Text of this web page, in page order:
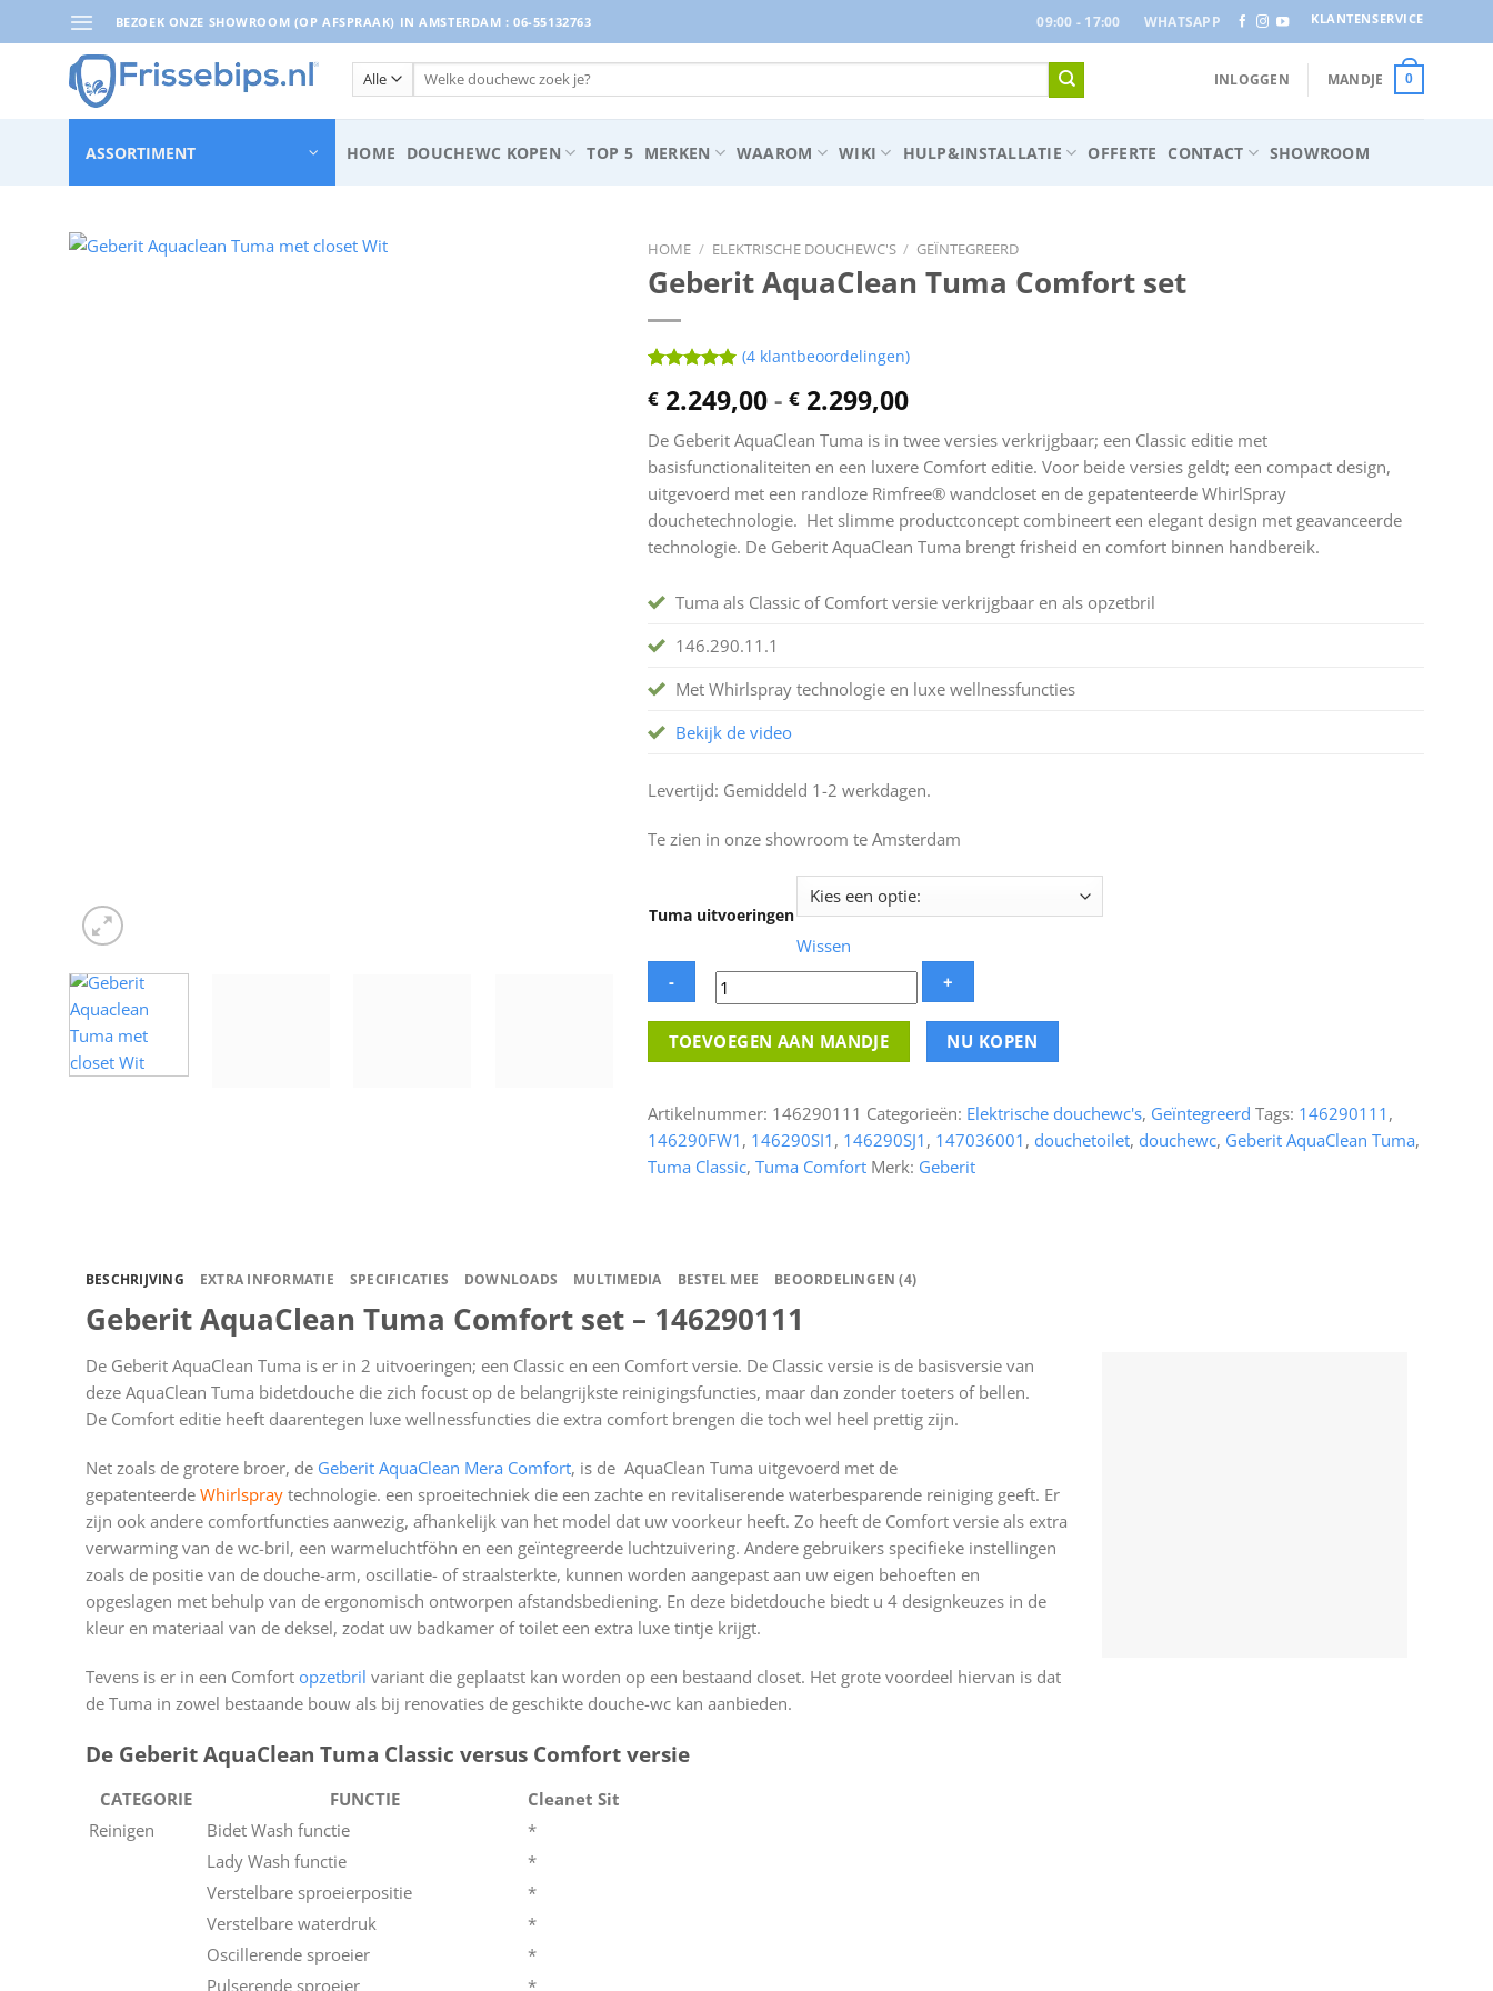
naar
BEZOEK ONZE SHOWROOM (OP AFSPRAAK) IN AMSTERDAM : 06-55132763 09:00 - 17:00 WHATSAPP KLANTENSERVICE
Zoeken
INLOGGEN MANDJE 0
ASSORTIMENT HOME DOUCHEWC KOPEN TOP 5 MERKEN WAAROM WIKI HULP&INSTALLATIE OFFERTE CONTACT SHOWROOM
HOME / ELEKTRISCHE DOUCHEWC'S / GEÏNTEGREERD
Geberit AquaClean Tuma Comfort set
5op 5
op
klantbeoordelingen
(4klantbeoordelingen)
€2.249,00- €2.299,00Prijsklasse:
€ 2.249,00
tot
€ 2.299,00
De Geberit AquaClean Tuma is in twee versies verkrijgbaar; een Classic editie met
basisfunctionaliteiten en een luxere Comfort editie. Voor beide versies geldt; een compact design,
uitgevoerd met een randloze Rimfree® wandcloset en de gepatenteerde WhirlSpray
douchetechnologie. Het slimme productconcept combineert een elegant design met geavanceerde
technologie. De Geberit AquaClean Tuma brengt frisheid en comfort binnen handbereik.
Tuma als Classic of Comfort versie verkrijgbaar en als opzetbril
146.290.11.1
Met Whirlspray technologie en luxe wellnessfuncties
Bekijk de video
Levertijd: Gemiddeld 1-2 werkdagen.
Te zien in onze showroom te Amsterdam
Tuma uitvoeringen
Wissen
Geberit
AquaClean
set
aantal
TOEVOEGEN AAN MANDJE NU KOPEN
Artikelnummer: 146290111 Categorieën: Elektrische douchewc's, Geïntegreerd Tags: 146290111 ,
146290FW1 , 146290SI1 , 146290SJ1 , 147036001 , douchetoilet, douchewc, Geberit AquaClean Tuma,
Tuma Classic, Tuma Comfort Merk: Geberit
BESCHRIJVING EXTRA INFORMATIE SPECIFICATIES DOWNLOADS MULTIMEDIA BESTEL MEE BEOORDELINGEN (4)
Geberit AquaClean Tuma Comfort set – 146290111
De Geberit AquaClean Tuma is er in 2 uitvoeringen; een Classic en een Comfort versie. De Classic versie is de basisversie van
deze AquaClean Tuma bidetdouche die zich focust op de belangrijkste reinigingsfuncties, maar dan zonder toeters of bellen.
De Comfort editie heeft daarentegen luxe wellnessfuncties die extra comfort brengen die toch wel heel prettig zijn.
Net zoals de grotere broer, de Geberit AquaClean Mera Comfort, is de AquaClean Tuma uitgevoerd met de
gepatenteerde Whirlspray technologie. een sproeitechniek die een zachte en revitaliserende waterbesparende reiniging geeft. Er
zijn ook andere comfortfuncties aanwezig, afhankelijk van het model dat uw voorkeur heeft. Zo heeft de Comfort versie als extra
verwarming van de wc-bril, een warmeluchtföhn en een geïntegreerde luchtzuivering. Andere gebruikers specifieke instellingen
zoals de positie van de douche-arm, oscillatie- of straalsterkte, kunnen worden aangepast aan uw eigen behoeften en
opgeslagen met behulp van de ergonomisch ontworpen afstandsbediening. En deze bidetdouche biedt u 4 designkeuzes in de
kleur en materiaal van de deksel, zodat uw badkamer of toilet een extra luxe tintje krijgt.
Tevens is er in een Comfort opzetbril variant die geplaatst kan worden op een bestaand closet. Het grote voordeel hiervan is dat
de Tuma in zowel bestaande bouw als bij renovaties de geschikte douche-wc kan aanbieden.
De Geberit AquaClean Tuma Classic versus Comfort versie
CATEGORIE FUNCTIE
Cleanet Sit
Reinigen
Bidet Wash functie
*
Lady Wash functie
*
Verstelbare sproeierpositie
*
Verstelbare waterdruk
*
Oscillerende sproeier
*
Pulserende sproeier
*